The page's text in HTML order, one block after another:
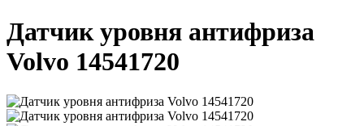
Датчик уровня антифриза
Volvo 14541720